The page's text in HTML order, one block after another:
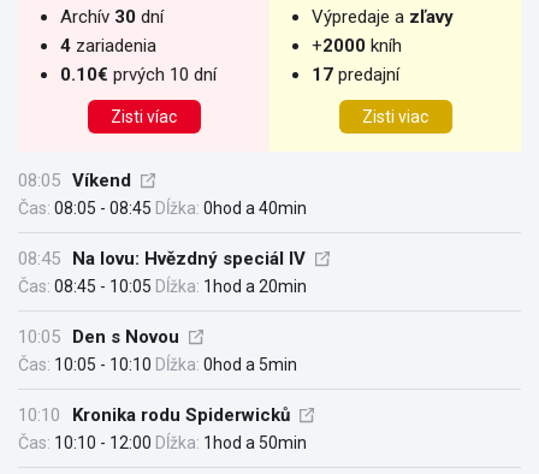
Archív 30 dní
4 zariadenia
0.10€ prvých 10 dní
Zisti víac
Výpredaje a zľavy
+2000 kníh
17 predajní
Zisti viac
08:05 Víkend
Čas: 08:05 - 08:45 Dĺžka: 0hod a 40min
08:45 Na lovu: Hvězdný speciál IV
Čas: 08:45 - 10:05 Dĺžka: 1hod a 20min
10:05 Den s Novou
Čas: 10:05 - 10:10 Dĺžka: 0hod a 5min
10:10 Kronika rodu Spiderwicků
Čas: 10:10 - 12:00 Dĺžka: 1hod a 50min